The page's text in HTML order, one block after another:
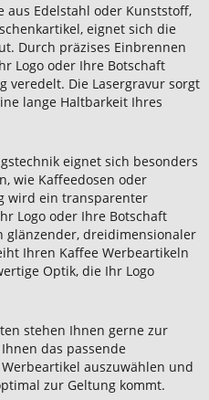
aus Edelstahl oder Kunststoff,
eignet sich die
Durch präzises Einbrennen
Logo oder Ihre Botschaft
veredelt. Die Lasergravur sorgt
lange Haltbarkeit Ihres
eignet sich besonders
wie Kaffeedosen oder
wird ein transparenter
Logo oder Ihre Botschaft
glänzender, dreidimensionaler
Ihren Kaffee Werbeartikeln
Optik, die Ihr Logo
stehen Ihnen gerne zur
das passende
auszuwählen und
zur Geltung kommt.